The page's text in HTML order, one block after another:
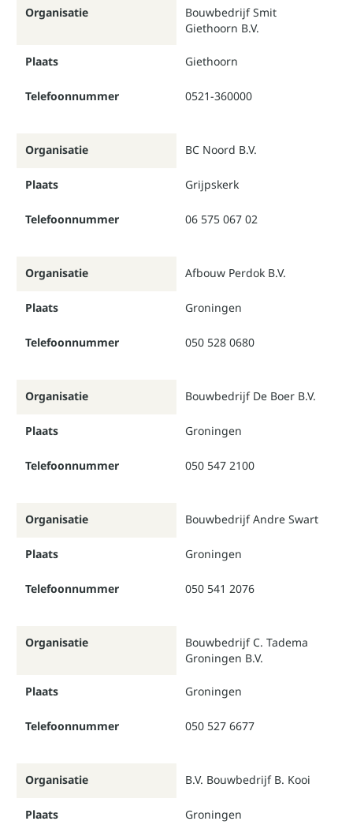
Organisatie
Plaats
Telefoonnummer
Bouwbedrijf Smit
Giethoorn B.V.
Giethoorn
0521-360000
Organisatie
Plaats
Telefoonnummer
BC Noord B.V.
Grijpskerk
06 575 067 02
Organisatie
Plaats
Telefoonnummer
Afbouw Perdok B.V.
Groningen
050 528 0680
Organisatie
Plaats
Telefoonnummer
Bouwbedrijf De Boer B.V.
Groningen
050 547 2100
Organisatie
Plaats
Telefoonnummer
Bouwbedrijf Andre Swart
Groningen
050 541 2076
Organisatie
Plaats
Telefoonnummer
Bouwbedrijf C. Tadema
Groningen B.V.
Groningen
050 527 6677
Organisatie
Plaats
B.V. Bouwbedrijf B. Kooi
Groningen